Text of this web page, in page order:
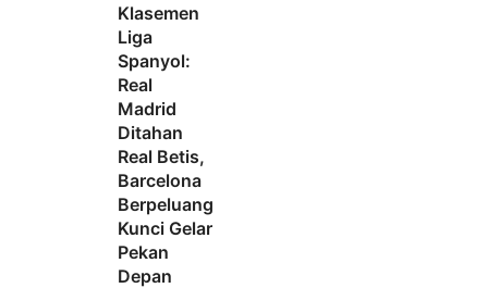
Klasemen
Liga
Spanyol:
Real
Madrid
Ditahan
Real Betis,
Barcelona
Berpeluang
Kunci Gelar
Pekan
Depan